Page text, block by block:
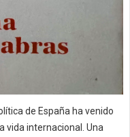
de España ha venido
vida internacional. Una